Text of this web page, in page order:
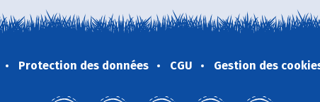
Protection des données CGU Gestion des